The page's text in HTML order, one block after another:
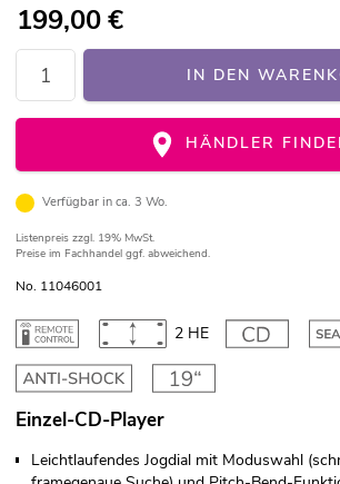
199,00€
IN DEN
HÄNDLER
Verfügbar in ca. 3 Wo.
Listenpreis zzgl. 19% MwSt.
Preise im Fachhandel ggf. abweichend.
No. 11046001
2 HE
Einzel-CD-Player
Leichtlaufendes Jogdial mit Moduswahl